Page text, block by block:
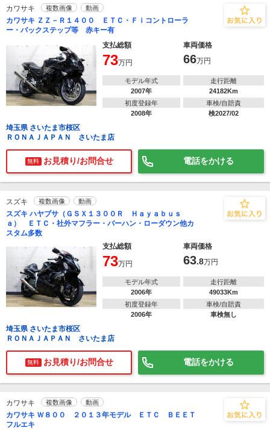
カワサキ 複数画像 動画
カワサキ ＺＺ－Ｒ１４００ ＥＴＣ・Ｆｉコントローラ
ー・バックステップ等 赤キー有
支払総額
車両価格
73万円 66万円
モデル年式
2007年
走行距離
24182Km
初度登録年
2008年
車検/自賠責
検2027/02
埼玉県 さいたま市桜区
ＲＯＮＡＪＡＰＡＮ さいたま店
無料 お見積り/お問合せ 電話をかける
スズキ 複数画像 動画
スズキ ハヤブサ（ＧＳＸ１３００Ｒ Ｈａｙａｂｕｓ
ａ） ＥＴＣ・社外マフラー・バーハン・ローダウン他カ
スタム多数
支払総額
車両価格
73万円 63.8万円
モデル年式
2006年
走行距離
49033Km
初度登録年
2006年
車検/自賠責
車検無し
埼玉県 さいたま市桜区
ＲＯＮＡＪＡＰＡＮ さいたま店
無料 お見積り/お問合せ 電話をかける
カワサキ 複数画像 動画
カワサキ Ｗ８００ ２０１３年モデル ＥＴＣ ＢＥＥＴ
フルエキ